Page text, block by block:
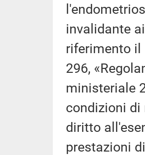
invalidante
riferimento
296,
ministeriale
condizioni
diritto
prestazioni